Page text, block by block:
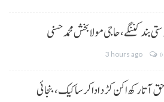
بند کننگے، حاجی مولا بخش محمد حسنی
3 hours ago 0
آتا رکھ اکن کڑد ادا کرسا کیک ،بنجائی